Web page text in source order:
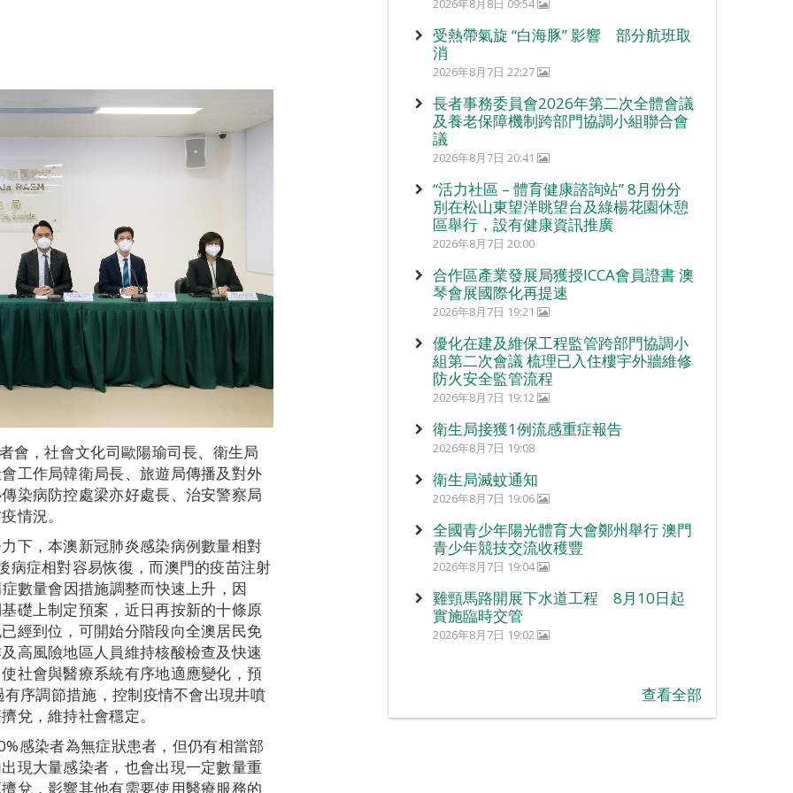
會，社會文化司歐陽瑜司長、衛生局
工作局韓衛局長、旅遊局傳播及對外
染病防控處梁亦好處長、治安警察局
情況。
下，本澳新冠肺炎感染病例數量相對
病症相對容易恢復，而澳門的疫苗注射
數量會因措施調整而快速上升，因
礎上制定預案，近日再按新的十條原
經到位，可開始分階段向全澳居民免
高風險地區人員維持核酸檢查及快速
社會與醫療系統有序地適應變化，預
序調節措施，控制疫情不會出現井噴
兌，維持社會穩定。
感染者為無症狀患者，但仍有相當部
現大量感染者，也會出現一定數量重
兌，影響其他有需要使用醫療服務的
2026年8月8日 09:54
受熱帶氣旋 “白海豚” 影響 部分航班取
消
2026年8月7日 22:27
長者事務委員會2026年第二次全體會議
及養老保障機制跨部門協調小組聯合會
議
2026年8月7日 20:41
“活力社區 – 體育健康諮詢站” 8月份分
別在松山東望洋眺望台及綠楊花園休憩
區舉行，設有健康資訊推廣
2026年8月7日 20:00
合作區產業發展局獲授ICCA會員證書 澳
琴會展國際化再提速
2026年8月7日 19:21
優化在建及維保工程監管跨部門協調小
組第二次會議 梳理已入住樓宇外牆維修
防火安全監管流程
2026年8月7日 19:12
衛生局接獲1例流感重症報告
2026年8月7日 19:08
衛生局滅蚊通知
2026年8月7日 19:06
全國青少年陽光體育大會鄭州舉行 澳門
青少年競技交流收穫豐
2026年8月7日 19:04
雞頸馬路開展下水道工程 8月10日起
實施臨時交管
2026年8月7日 19:02
查看全部